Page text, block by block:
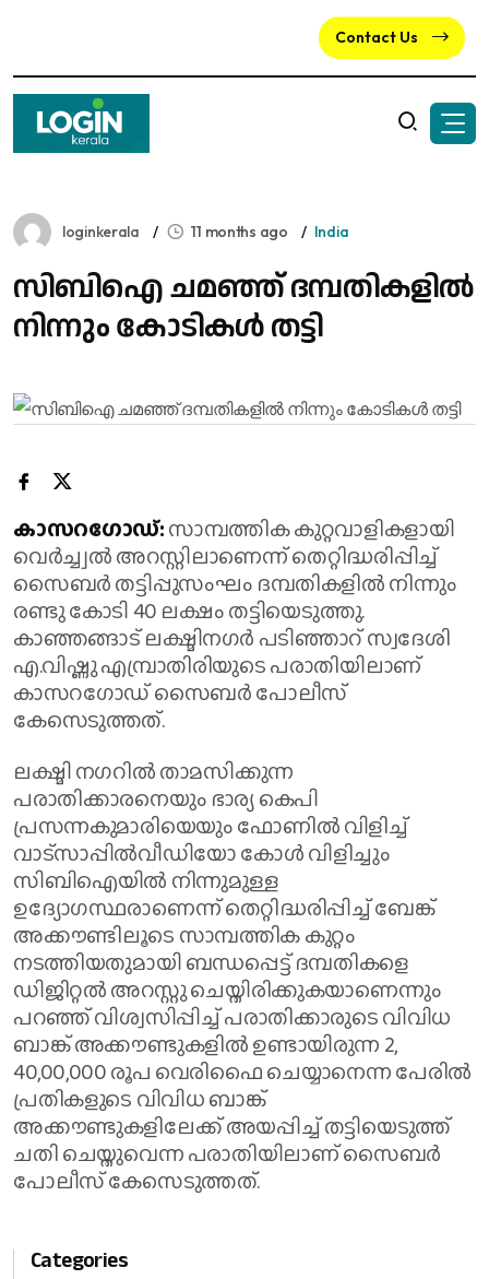
Contact Us
loginkerala 11 months ago India
സിബിഐ ചമഞ്ഞ് ദമ്പതികളിൽ
നിന്നും കോടികൾ തട്ടി
കാസറഗോഡ്:സാമ്പത്തിക കുറ്റവാളികളായി
വെർച്ച്വൽ അറസ്റ്റിലാണെന്ന് തെറ്റിദ്ധരിപ്പിച്ച്
സൈബർ തട്ടിപ്പുസംഘം ദമ്പതികളിൽ നിന്നും
രണ്ടു കോടി 40 ലക്ഷം തട്ടിയെടുത്തു.
കാഞ്ഞങ്ങാട് ലക്ഷ്മിനഗർ പടിഞ്ഞാറ് സ്വദേശി
എ.വിഷ്ണു എമ്പ്രാതിരിയുടെ പരാതിയിലാണ്
കാസറഗോഡ് സൈബർ പോലീസ്
കേസെടുത്തത്.
ലക്ഷ്മി നഗറിൽ താമസിക്കുന്ന
പരാതിക്കാരനെയും ഭാര്യ കെപി
പ്രസന്നകുമാരിയെയും ഫോണിൽ വിളിച്ച്
വാട്സാപ്പിൽവീഡിയോ കോൾ വിളിച്ചും
സിബിഐയിൽ നിന്നുമുള്ള
ഉദ്യോഗസ്ഥരാണെന്ന് തെറ്റിദ്ധരിപ്പിച്ച് ബേങ്ക്
അക്കൗണ്ടിലൂടെ സാമ്പത്തിക കുറ്റം
നടത്തിയതുമായി ബന്ധപ്പെട്ട് ദമ്പതികളെ
ഡിജിറ്റൽ അറസ്റ്റു ചെയ്തിരിക്കുകയാണെന്നും
പറഞ്ഞ് വിശ്വസിപ്പിച്ച് പരാതിക്കാരുടെ വിവിധ
ബാങ്ക് അക്കൗണ്ടുകളിൽ ഉണ്ടായിരുന്ന 2,
40,00,000 രൂപ വെരിഫൈ ചെയ്യാനെന്ന പേരിൽ
പ്രതികളുടെ വിവിധ ബാങ്ക്
അക്കൗണ്ടുകളിലേക്ക് അയപ്പിച്ച് തട്ടിയെടുത്ത്
ചതി ചെയ്തുവെന്ന പരാതിയിലാണ് സൈബർ
പോലീസ് കേസെടുത്തത്.
Categories